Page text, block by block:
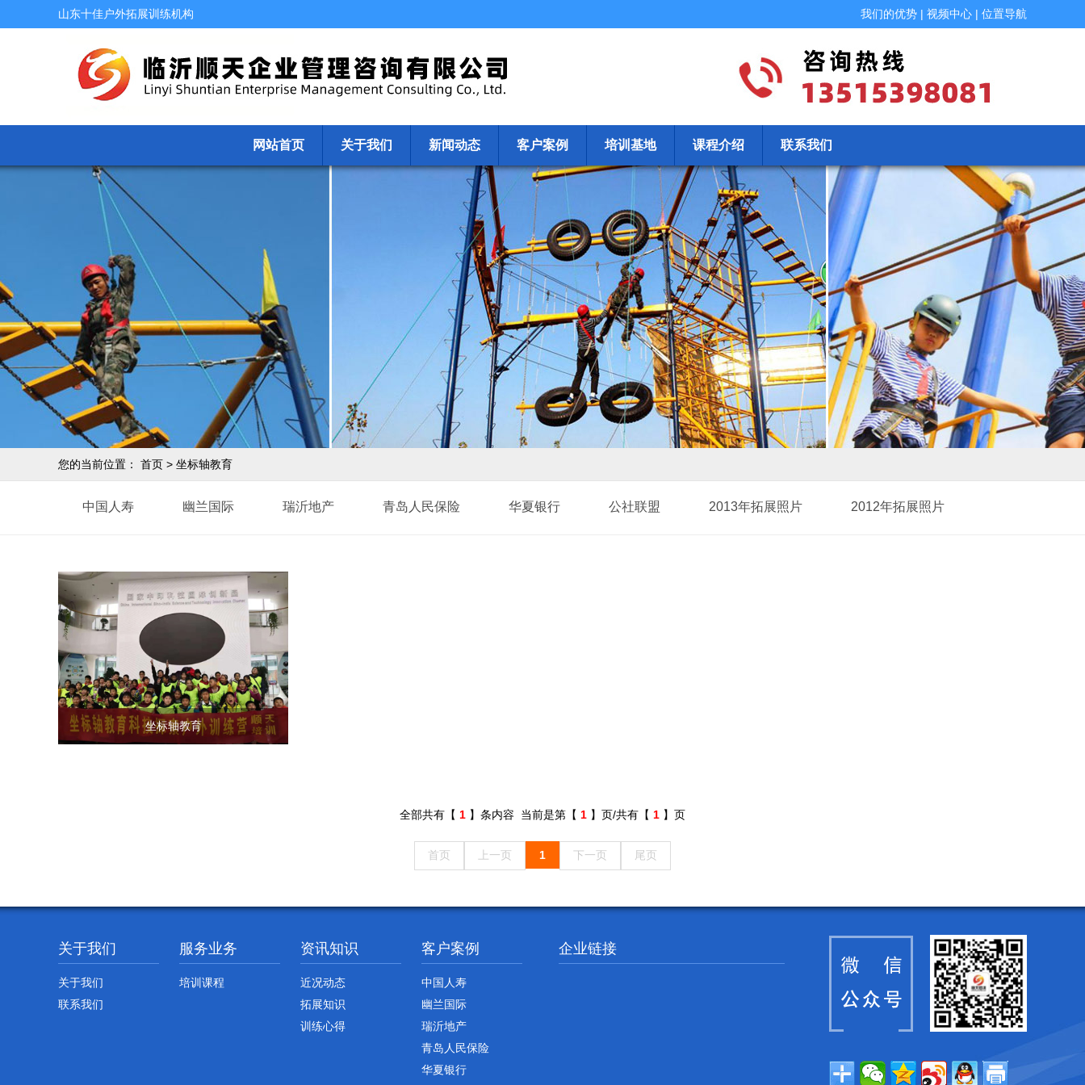
山东十佳户外拓展训练机构 我们的优势 | 视频中心 | 位置导航
网站首页 关于我们 新闻动态 客户案例 培训基地 课程介绍 联系我们
您的当前位置： 首页 > 坐标轴教育
中国人寿 幽兰国际 瑞沂地产 青岛人民保险 华夏银行 公社联盟 2013年拓展照片 2012年拓展照片
坐标轴教育
全部共有【 1 】条内容 当前是第【 1 】页/共有【 1 】页
首页 上一页 1 下一页 尾页
关于我们
关于我们
联系我们
服务业务
培训课程
资讯知识
近况动态
拓展知识
训练心得
客户案例
中国人寿
幽兰国际
瑞沂地产
青岛人民保险
华夏银行
企业链接